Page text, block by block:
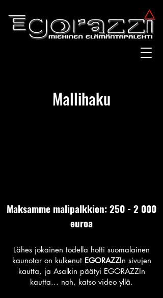
Mallihaku
Maksamme malipalkkion:250 - 2 000
euroa
Lähes jokainen todella hotti suomalainen
kaunotar on kulkenut EGORAZZIn sivujen
kautta, ja Asalkin päätyi EGORAZZIn
kautta... noh, katso video yllä.